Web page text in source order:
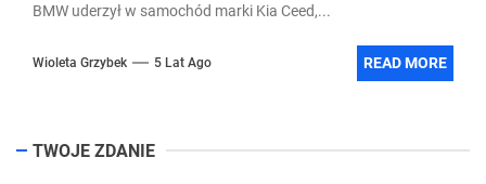
BMW uderzył w samochód marki Kia Ceed,...
Wioleta Grzybek 5 Lat Ago READ MORE
TWOJE ZDANIE